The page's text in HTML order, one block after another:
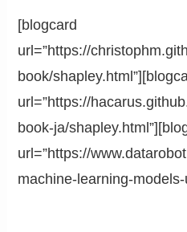
[blogcard
url=”https://
book/
url=”https://
book-ja/
url=”https://
machine-learning-models-